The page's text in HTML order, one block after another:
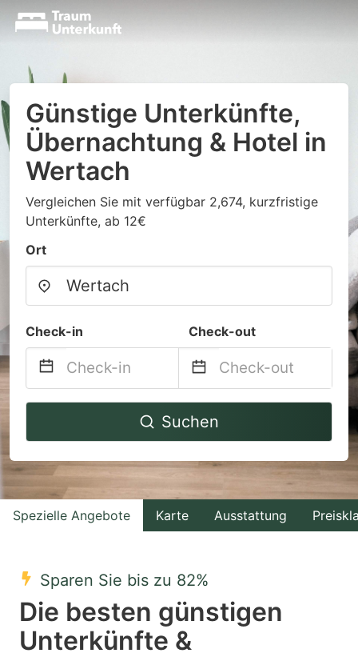
Günstige Unterkünfte,
Übernachtung & Hotel in
Wertach
Vergleichen Sie mit verfügbar 2,674, kurzfristige
Unterkünfte, ab 12€
Ort
Check-in Check-out
Navigate
to
interact
with
the
select
a
date.
Navigate
to
interact
with
the
a
Suchen
Spezielle Angebote Karte Ausstattung
Sparen Sie bis zu 82%
Die besten günstigen
Unterkünfte &